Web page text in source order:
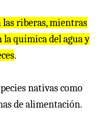
las riberas, mientras
química del agua y
.
nativas como
de alimentación.